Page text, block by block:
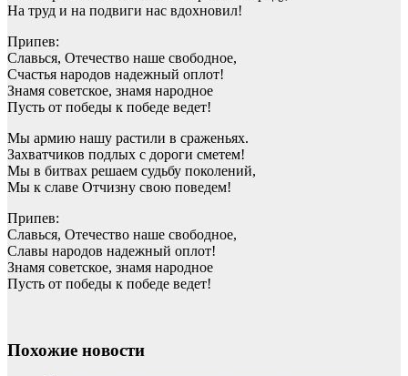
На труд и на подвиги нас вдохновил!
Припев:
Славься, Отечество наше свободное,
Счастья народов надежный оплот!
Знамя советское, знамя народное
Пусть от победы к победе ведет!
Мы армию нашу растили в сраженьях.
Захватчиков подлых с дороги сметем!
Мы в битвах решаем судьбу поколений,
Мы к славе Отчизну свою поведем!
Припев:
Славься, Отечество наше свободное,
Славы народов надежный оплот!
Знамя советское, знамя народное
Пусть от победы к победе ведет!
Похожие новости